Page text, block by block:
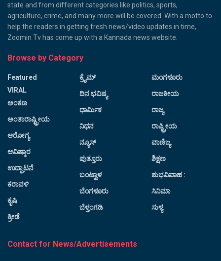
state and from different categories like politics, sports,
agriculture, crime, and many more will be covered. With a motto to
help the readers in getting fresh news/video updates in time,
Zoomin Tv has come up with a Kannada news website.
Browse by Category
Featured
VIRAL
ಅಂಕಣ
ಅಂತಾರಾಷ್ಟ್ರೀಯ
ಆರೋಗ್ಯ
ಆವಿಷ್ಕಾರ
ಉದ್ಘಾಟನೆ
ಕರಾವಳಿ
ಕೃಷಿ
ಕ್ರೀಡೆ
ಕ್ರೈಮ್
ದಿನ ಭವಿಷ್ಯ
ಧಾರ್ಮಿಕ
ನಿಧನ
ನ್ಯೂಸ್
ಪುತ್ತೂರು
ಬಂಟ್ವಾಳ
ಬೆಂಗಳೂರು
ಬೆಳ್ತಂಗಡಿ
ಮಂಗಳೂರು
ರಾಜಕೀಯ
ರಾಜ್ಯ
ರಾಷ್ಟ್ರೀಯ
ವಾಣಿಜ್ಯ
ಶಿಕ್ಷಣ
ಶುಭವಿವಾಹ :
ಸಿನಿಮಾ
ಸುಳ್ಯ
Contact for News/Advertisements